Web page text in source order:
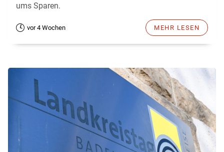
ums Sparen.
vor 4 Wochen MEHR LESEN